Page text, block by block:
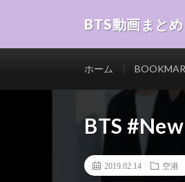
BTS動画まとめ
ホーム
BTS
2019.02.14 空港